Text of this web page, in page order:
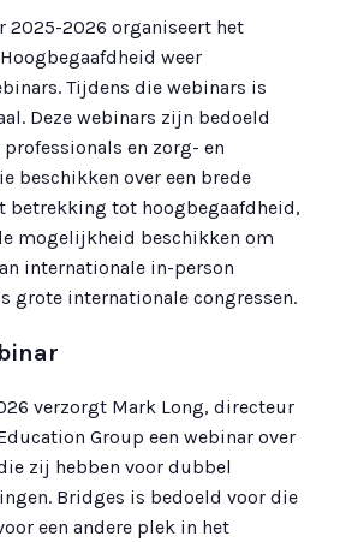
2025-2026 organiseert het
weer
Tijdens die webinars is
Deze webinars zijn bedoeld
en zorg- en
beschikken over een brede
betrekking tot hoogbegaafdheid,
mogelijkheid beschikken om
internationale in-person
grote internationale congressen.
verzorgt Mark Long, directeur
Group een webinar over
zij hebben voor dubbel
Bridges is bedoeld voor die
een andere plek in het